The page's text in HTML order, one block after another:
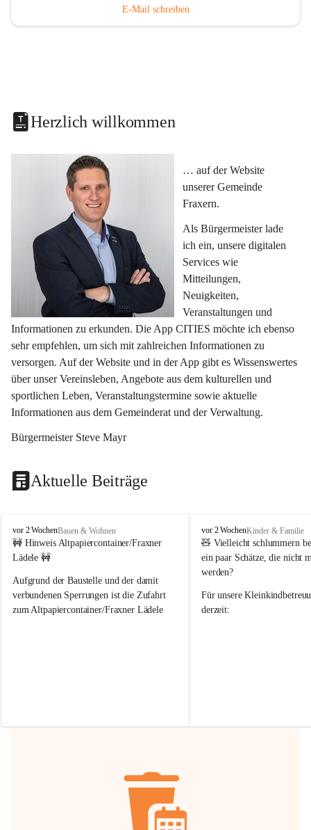
E-Mail schreiben
Herzlich willkommen
… auf der Website
unserer Gemeinde
Fraxern.
Als Bürgermeister lade
ich ein, unsere digitalen
Services wie
Mitteilungen,
Neuigkeiten,
Veranstaltungen und
Informationen zu erkunden. Die App CITIES möchte ich ebenso
sehr empfehlen, um sich mit zahlreichen Informationen zu
versorgen. Auf der Website und in der App gibt es Wissenswertes
über unser Vereinsleben, Angebote aus dem kulturellen und
sportlichen Leben, Veranstaltungstermine sowie aktuelle
Informationen aus dem Gemeinderat und der Verwaltung.
Bürgermeister Steve Mayr
Aktuelle Beiträge
F
r
a
e
r
n
vor 2 WochenBauen & Wohnen
🚧 Hinweis Altpapiercontainer/Fraxner
Lädele 🚧
Aufgrund der Baustelle und der damit
verbundenen Sperrungen ist die Zufahrt
zum Altpapiercontainer/Fraxner Lädele
Hilfsbereitschaft!
F
r
a
x
r
n
vor 2 WochenKinder & Familie
🧸 Vielleicht schlummern
ein paar Schätze, die nicht
werden?
Für unsere
derzeit: